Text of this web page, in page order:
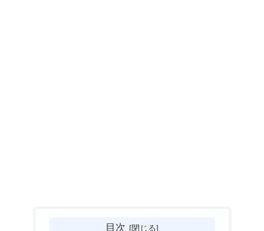
目次